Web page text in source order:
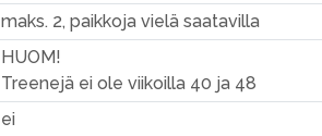
maks. 2, paikkoja vielä saatavilla
HUOM!
Treenejä ei ole viikoilla 40 ja 48
ei